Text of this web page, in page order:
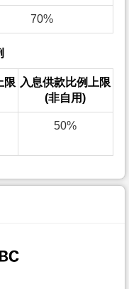
70%
限 入息供款比例上限
(非自用)
50%